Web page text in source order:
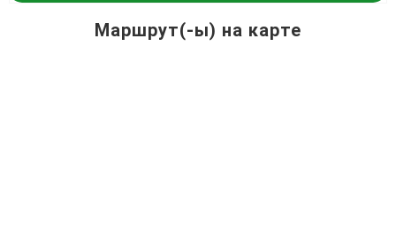
Маршрут(-ы) на карте